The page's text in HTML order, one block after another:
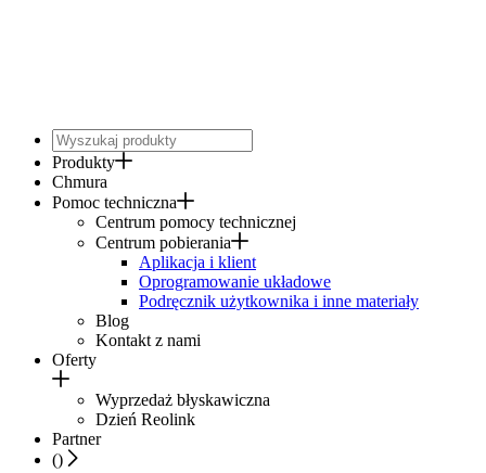
Produkty
Chmura
Pomoc techniczna
Centrum pomocy technicznej
Centrum pobierania
Aplikacja i klient
Oprogramowanie układowe
Podręcznik użytkownika i inne materiały
Blog
Kontakt z nami
Oferty
Wyprzedaż błyskawiczna
Dzień Reolink
Partner
()